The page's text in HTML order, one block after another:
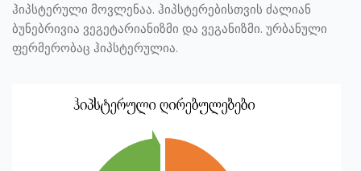
ჰიპსტერული მოვლენაა. ჰიპსტერებისთვის ძალიან
ბუნებრივია ვეგეტარიანიზმი და ვეგანიზმი. ურბანული
ფერმერობაც ჰიპსტერულია.